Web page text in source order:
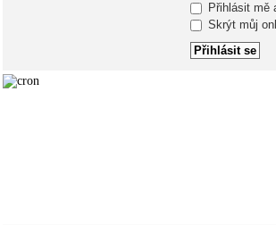
Přihlásit mě
Skrýt můj